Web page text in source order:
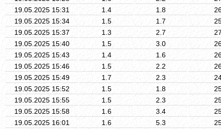
19.05.2025 15:31
1.4 1.8
19.05.2025 15:34
1.5 1.7
19.05.2025 15:37
1.3 2.7
19.05.2025 15:40
1.5 3.0
19.05.2025 15:43
1.4 1.6
19.05.2025 15:46
1.5 2.2
19.05.2025 15:49
1.7 2.3
19.05.2025 15:52
1.5 1.8
19.05.2025 15:55
1.5 2.3
19.05.2025 15:58
1.6 3.4
19.05.2025 16:01
1.6 5.3